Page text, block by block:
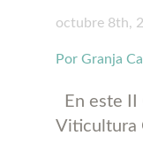
octubre 8th,
Por Granja
En este II
Viticultura